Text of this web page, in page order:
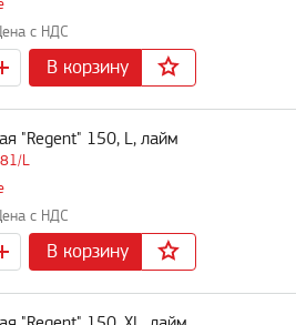
В корзину
L
"Regent" 150, L, лайм
В корзину